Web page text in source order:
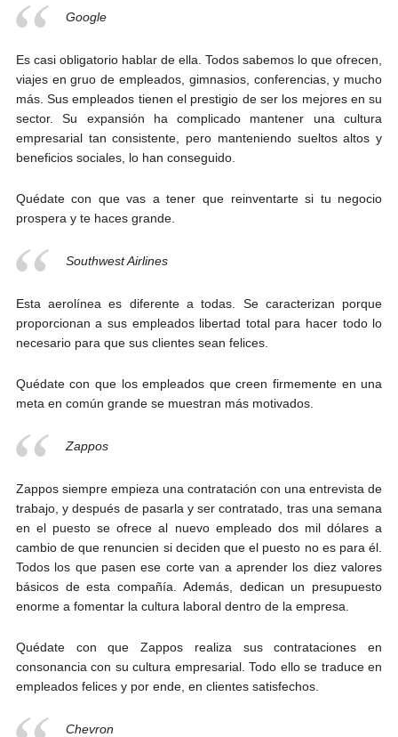
Google
Es casi obligatorio hablar de ella. Todos sabemos lo que ofrecen,
viajes en gruo de empleados, gimnasios, conferencias, y mucho
más. Sus empleados tienen el prestigio de ser los mejores en su
sector. Su expansión ha complicado mantener una cultura
empresarial tan consistente, pero manteniendo sueltos altos y
beneficios sociales, lo han conseguido.
Quédate con que vas a tener que reinventarte si tu negocio
prospera y te haces grande.
Southwest Airlines
Esta aerolínea es diferente a todas. Se caracterizan porque
proporcionan a sus empleados libertad total para hacer todo lo
necesario para que sus clientes sean felices.
Quédate con que los empleados que creen firmemente en una
meta en común grande se muestran más motivados.
Zappos
Zappos siempre empieza una contratación con una entrevista de
trabajo, y después de pasarla y ser contratado, tras una semana
en el puesto se ofrece al nuevo empleado dos mil dólares a
cambio de que renuncien si deciden que el puesto no es para él.
Todos los que pasen ese corte van a aprender los diez valores
básicos de esta compañía. Además, dedican un presupuesto
enorme a fomentar la cultura laboral dentro de la empresa.
Quédate con que Zappos realiza sus contrataciones en
consonancia con su cultura empresarial. Todo ello se traduce en
empleados felices y por ende, en clientes satisfechos.
Chevron